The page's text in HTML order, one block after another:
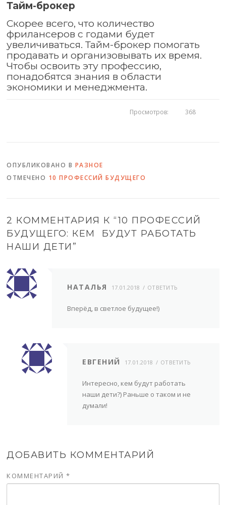
Тайм-брокер
Скорее всего, что количество
фрилансеров с годами будет
увеличиваться. Тайм-брокер помогать
продавать и организовывать их время.
Чтобы освоить эту профессию,
понадобятся знания в области
экономики и менеджмента.
Просмотров: 368
ОПУБЛИКОВАНО В РАЗНОЕ
ОТМЕЧЕНО 10 ПРОФЕССИЙ БУДУЩЕГО
2 КОММЕНТАРИЯ К “10 ПРОФЕССИЙ
БУДУЩЕГО: КЕМ БУДУТ РАБОТАТЬ
НАШИ ДЕТИ ”
НАТАЛЬЯ 17.01.2018 ОТВЕТИТЬ
Вперёд, в светлое будущее!)
ЕВГЕНИЙ 17.01.2018 ОТВЕТИТЬ
Интересно, кем будут работать
наши дети?) Раньше о таком и не
думали!
ДОБАВИТЬ КОММЕНТАРИЙ
КОММЕНТАРИЙ*